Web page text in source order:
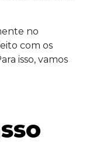
no
com os
isso, vamos